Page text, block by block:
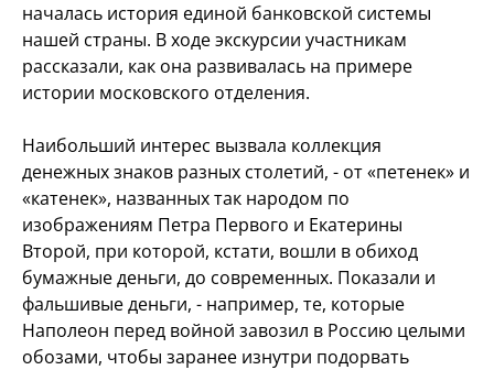
началась история единой банковской системы
нашей страны. В ходе экскурсии участникам
рассказали, как она развивалась на примере
истории московского отделения.
Наибольший интерес вызвала коллекция
денежных знаков разных столетий, - от «петенек» и
«катенек», названных так народом по
изображениям Петра Первого и Екатерины
Второй, при которой, кстати, вошли в обиход
бумажные деньги, до современных. Показали и
фальшивые деньги, - например, те, которые
Наполеон перед войной завозил в Россию целыми
обозами, чтобы заранее изнутри подорвать